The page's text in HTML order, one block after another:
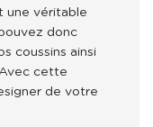
une véritable
donc
coussins ainsi
cette
de votre